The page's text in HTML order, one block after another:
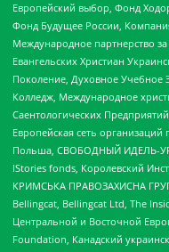
Европейский выбор, Фонд
Фонд Будущее России,
Международное партнерство
Евангельских Христиан
Поколение, Духовное Учебное
Колледж, Международное
Саентологических
Европейская сеть
Польша, СВОБОДНЫЙ ИДЕЛЬ-
IStories fonds, Королевский
КРИМСЬКА ПРАВОЗАХИСНА
Bellingcat, Bellingcat Ltd, The
Центральной и Восточной
Foundation, Канадский